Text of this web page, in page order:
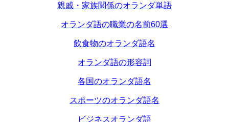
親戚・家族関係のオランダ単語
オランダ語の職業の名前60選
飲食物のオランダ語名
オランダ語の形容詞
各国のオランダ語名
スポーツのオランダ語名
ビジネスオランダ語